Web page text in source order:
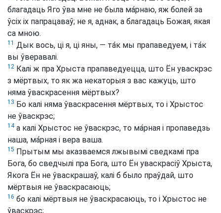
благадаць Яго ўва мне не была ма́рнаю, яж болей за
ўсіх іх папрацаваў; не я, аднак, а благадаць Божая, якая
са мною.
11 Дык вось, ці я, ці яны, — та́к мы прапаведуем, і та́к
вы ўверавалі.
12 Калі ж пра Хрыста прапаведуецца, што Ён уваскрэс
з мёртвых, то як жа некаторыя з вас кажуць, што
няма ўваскрасення мёртвых?
13 Бо калі няма ўваскрасення мёртвых, то і Хрыстос
не ўваскрэс;
14а калі Хрыстос не ўваскрэс, то ма́рная і пропаведзь
наша, ма́рная і вера ваша.
15 Прытым мы аказваемся лжывымі сведкамі пра
Бога, бо сведчылі пра Бога, што Ён уваскрасіў Хрыста,
Якога Ён не ўваскрашаў, калі б было праўдай, што
мёртвыя не ўваскрасаюць;
16 бо калі мёртвыя не ўваскрасаюць, то і Хрыстос не
ўваскрэс;